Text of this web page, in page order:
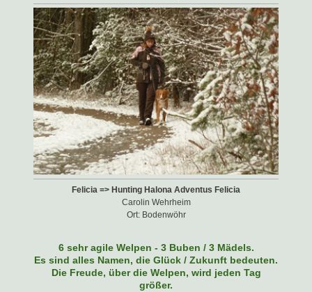
Felicia => Hunting Halona Adventus Felicia
Carolin Wehrheim
Ort: Bodenwöhr
6 sehr agile Welpen - 3 Buben / 3 Mädels.
Es sind alles Namen, die Glück / Zukunft bedeuten.
Die Freude, über die Welpen, wird jeden Tag
größer.